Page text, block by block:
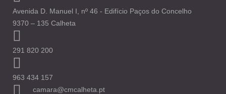
Avenida D. Manuel I, nº 46 - Edifício Paços do Concelho
9370 – 135 Calheta
291 820 200
963 434 157
camara@cmcalheta.pt